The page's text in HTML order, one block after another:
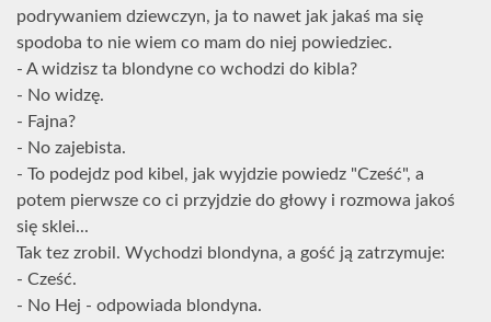
podrywaniem dziewczyn, ja to nawet jak jakaś ma się
spodoba to nie wiem co mam do niej powiedziec.
- A widzisz ta blondyne co wchodzi do kibla?
- No widzę.
- Fajna?
- No zajebista.
- To podejdz pod kibel, jak wyjdzie powiedz "Cześć", a
potem pierwsze co ci przyjdzie do głowy i rozmowa jakoś
się sklei...
Tak tez zrobil. Wychodzi blondyna, a gość ją zatrzymuje:
- Cześć.
- No Hej - odpowiada blondyna.